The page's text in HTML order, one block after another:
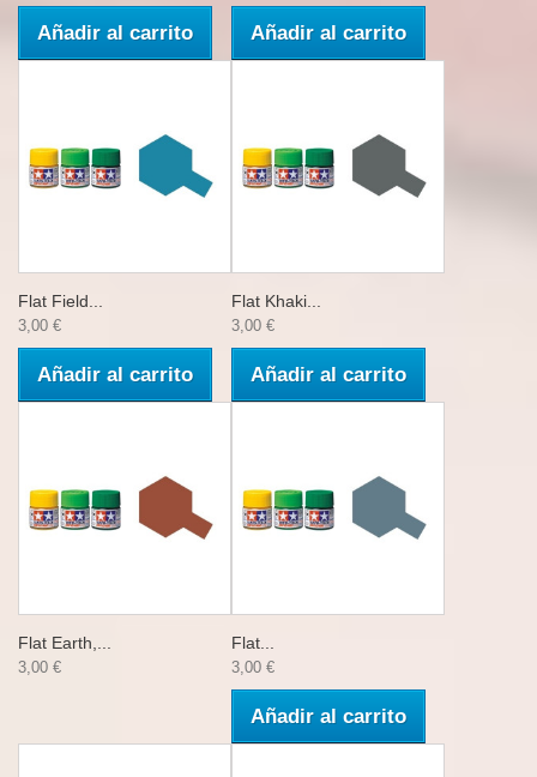
Añadir al carrito Añadir al carrito
Flat Field...
3,00 €
Añadir al carrito
Flat Khaki...
3,00 €
Añadir al carrito
Flat Earth,...
3,00 €
Flat...
3,00 €
Añadir al carrito